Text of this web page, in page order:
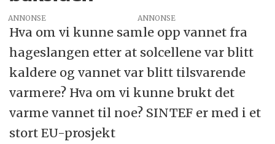
ANNONSE
Hva om vi kunne samle opp vannet fra
hageslangen etter at solcellene var blitt
kaldere og vannet var blitt tilsvarende
varmere? Hva om vi kunne brukt det
varme vannet til noe? SINTEF er med i et
stort EU-prosjekt